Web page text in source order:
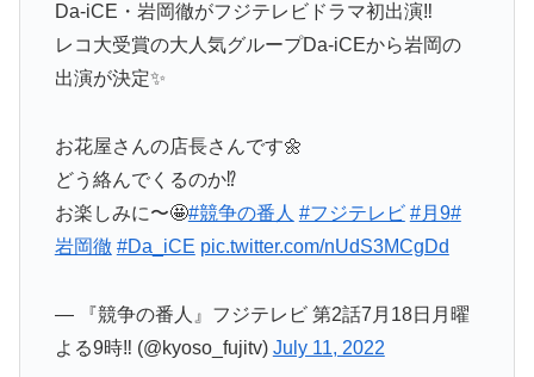
Da-iCE・岩岡徹がフジテレビドラマ初出演‼️
レコ大受賞の大人気グループDa-iCEから岩岡の
出演が決定✨
お花屋さんの店長さんです🌼
どう絡んでくるのか⁉️
お楽しみに〜🤩#競争の番人 #フジテレビ #月9#
岩岡徹 #Da_iCE pic.twitter.com/nUdS3MCgDd
— 『競争の番人』フジテレビ 第2話7月18日月曜
よる9時‼️ (@kyoso_fujitv) July 11, 2022